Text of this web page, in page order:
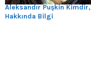
Aleksandır Puşkin Kimdir,
Hakkında Bilgi